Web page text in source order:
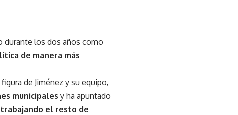
durante los dos años como
de manera más
de Jiménez y su equipo,
municipales y ha apuntado
trabajando el resto de